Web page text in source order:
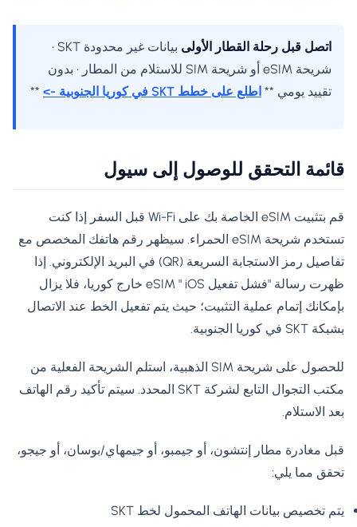
اتصل قبل رحلة القطار الأولى
بيانات غير محدودة SKT •
شريحة eSIM أو شريحة SIM للاستلام من المطار • بدون
تقييد يومي ** اطلع على خطط SKT في كوريا الجنوبية -> **
قائمة التحقق للوصول إلى سيول
قم بتثبيت eSIM الخاصة بك على Wi-Fi قبل السفر إذا كنت
تستخدم شريحة eSIM الحمراء. سيظهر رقم هاتفك المخصص مع
تفاصيل رمز الاستجابة السريعة (QR) في البريد الإلكتروني. إذا
ظهرت رسالة "فشل تفعيل eSIM " iOS خارج كوريا، فلا يزال
بإمكانك إتمام عملية التثبيت؛ حيث يتم تفعيل الخط عند الاتصال
بشبكة SKT في كوريا الجنوبية.
للحصول على شريحة SIM الذهبية، استلم الشريحة الفعلية من
مكتب التجوال التابع لشركة SKT المحدد. سيتم تأكيد رقم الهاتف
بعد الاستلام.
قبل مغادرة مطار إنتشون، أو جيمبو، أو جيمهاي/بوسان، أو جيجو،
تحقق مما يلي:
يتم تخصيص بيانات الهاتف المحمول لخط SKT